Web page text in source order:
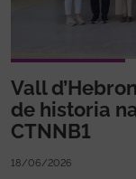
Vall
de historia
CTNNB1
18/06/2026